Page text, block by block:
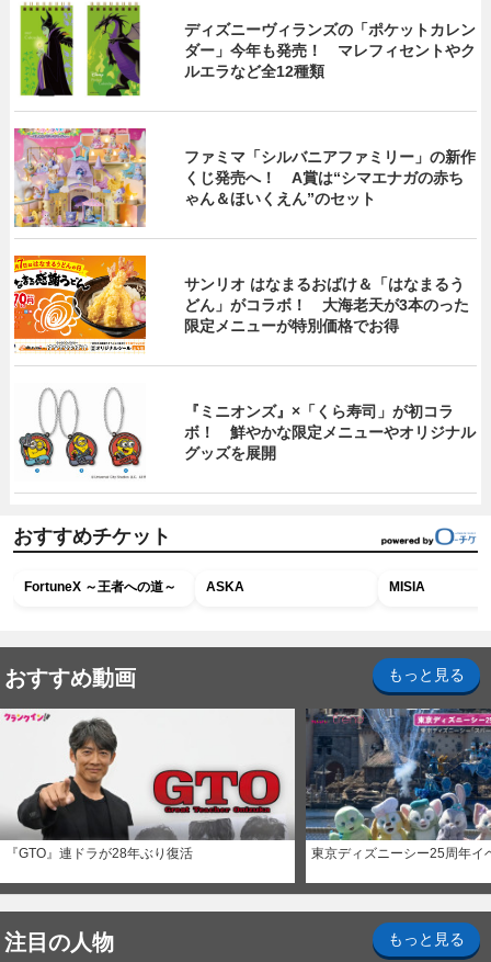
ディズニーヴィランズの「ポケットカレン
ダー」今年も発売！ マレフィセントやク
ルエラなど全12種類
ファミマ「シルバニアファミリー」の新作
くじ発売へ！ A賞は“シマエナガの赤ち
ゃん＆ほいくえん”のセット
サンリオ はなまるおばけ＆「はなまるう
どん」がコラボ！ 大海老天が3本のった
限定メニューが特別価格でお得
『ミニオンズ』×「くら寿司」が初コラ
ボ！ 鮮やかな限定メニューやオリジナル
グッズを展開
おすすめチケット
FortuneX ～王者への道～ ASKA MISIA
おすすめ動画 もっと見る
『GTO』連ドラが28年ぶり復活 東京ディズニーシー25周年イ
注目の人物 もっと見る